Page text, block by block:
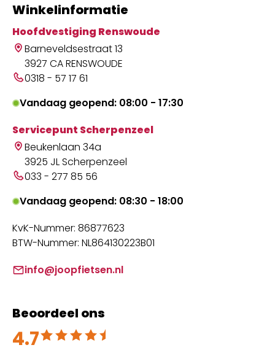
Winkelinformatie
Hoofdvestiging Renswoude
Barneveldsestraat 13
3927 CA RENSWOUDE
0318 - 57 17 61
Vandaag geopend: 08:00 - 17:30
Servicepunt Scherpenzeel
Beukenlaan 34a
3925 JL Scherpenzeel
033 - 277 85 56
Vandaag geopend: 08:30 - 18:00
KvK-Nummer: 86877623
BTW-Nummer: NL864130223B01
info@joopfietsen.nl
Beoordeel ons
4.7
Beoordeeld met 4.7 uit 5